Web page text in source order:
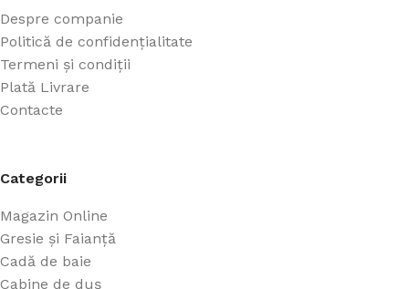
Despre companie
Politică de confidențialitate
Termeni și condiții
Plată Livrare
Contacte
Categorii
Magazin Online
Gresie și Faianță
Cadă de baie
Cabine de duș